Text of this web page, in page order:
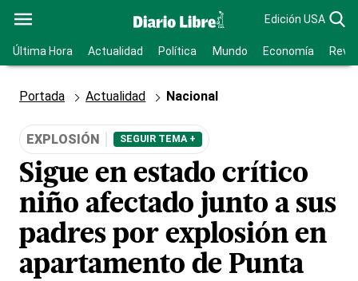
Edición USA
Última Hora Actualidad Política Mundo Economía
Portada Actualidad Nacional
EXPLOSIÓN SEGUIR TEMA +
Sigue en estado crítico
niño afectado junto a sus
padres por explosión en
apartamento de Punta